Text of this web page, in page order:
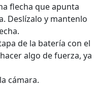
flecha que apunta
Deslízalo y mantenlo
de la batería con el
algo de fuerza, ya
cámara.